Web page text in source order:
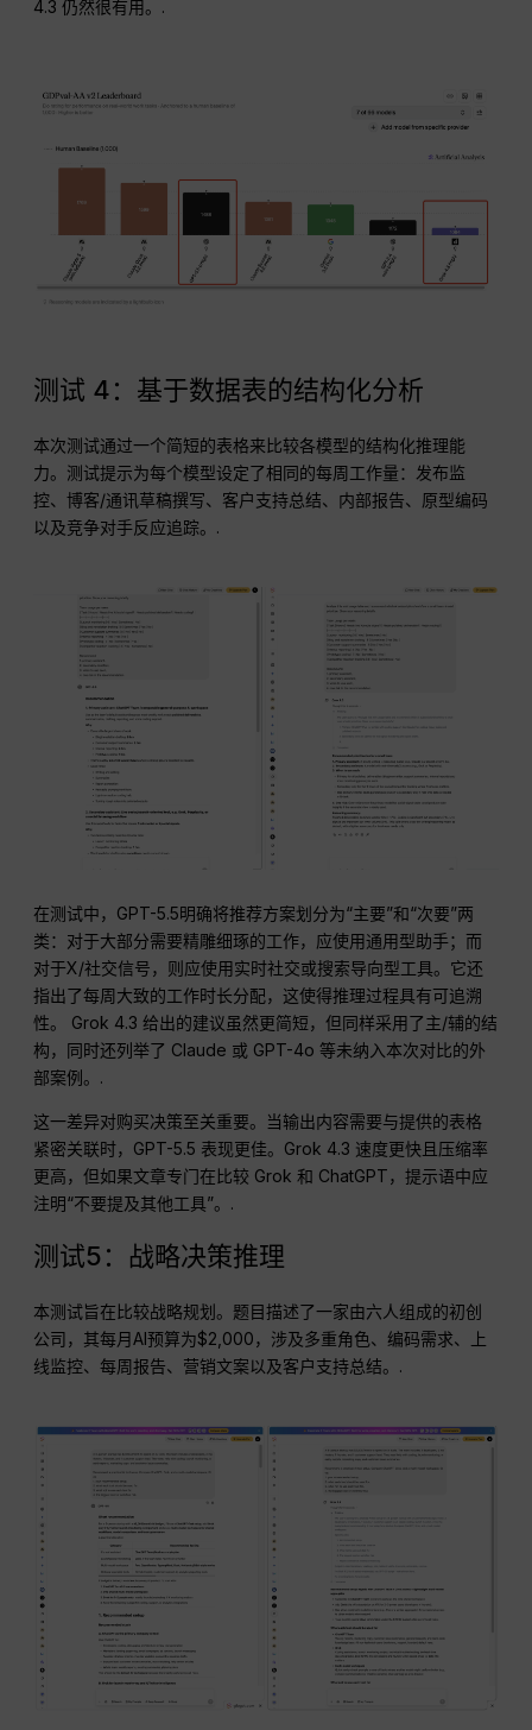
4.3 仍然很有用。.
测试 4：基于数据表的结构化分析
本次测试通过一个简短的表格来比较各模型的结构化推理能
力。测试提示为每个模型设定了相同的每周工作量：发布监
控、博客/通讯草稿撰写、客户支持总结、内部报告、原型编码
以及竞争对手反应追踪。.
在测试中，GPT-5.5明确将推荐方案划分为“主要”和“次要”两
类：对于大部分需要精雕细琢的工作，应使用通用型助手；而
对于X/社交信号，则应使用实时社交或搜索导向型工具。它还
指出了每周大致的工作时长分配，这使得推理过程具有可追溯
性。 Grok 4.3 给出的建议虽然更简短，但同样采用了主/辅的结
构，同时还列举了 Claude 或 GPT-4o 等未纳入本次对比的外
部案例。.
这一差异对购买决策至关重要。当输出内容需要与提供的表格
紧密关联时，GPT-5.5 表现更佳。Grok 4.3 速度更快且压缩率
更高，但如果文章专门在比较 Grok 和 ChatGPT，提示语中应
注明“不要提及其他工具”。.
测试5：战略决策推理
本测试旨在比较战略规划。题目描述了一家由六人组成的初创
公司，其每月AI预算为$2,000，涉及多重角色、编码需求、上
线监控、每周报告、营销文案以及客户支持总结。.